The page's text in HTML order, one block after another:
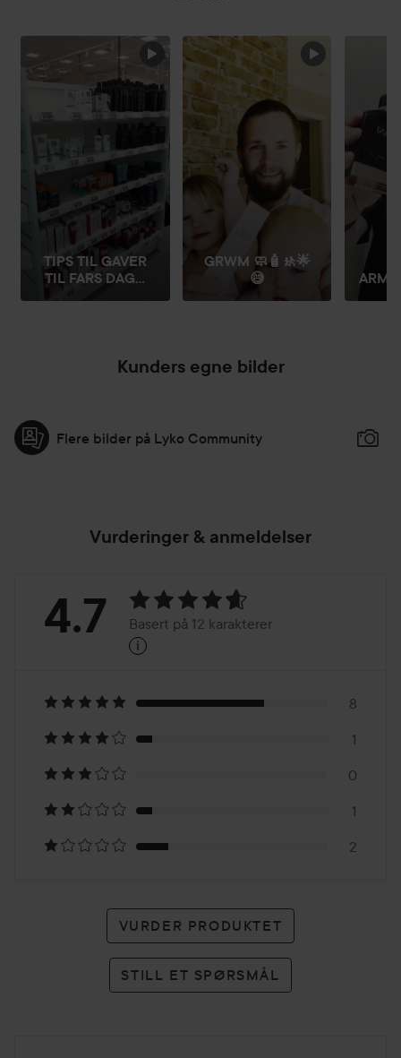
HOPP OVER SEKSJON
TIPS TIL GAVER
TIL FARS DAG...
GRWM 🧼🧴🚸🌟
😅
Kunders egne bilder
Flere bilder på Lyko Community
Vurderinger & anmeldelser
Vurdering:
Basert
på
12
karakterer
4.7 Basert på 12 karakterer
i
8
1
0
1
2
VURDER PRODUKTET
STILL ET SPØRSMÅL